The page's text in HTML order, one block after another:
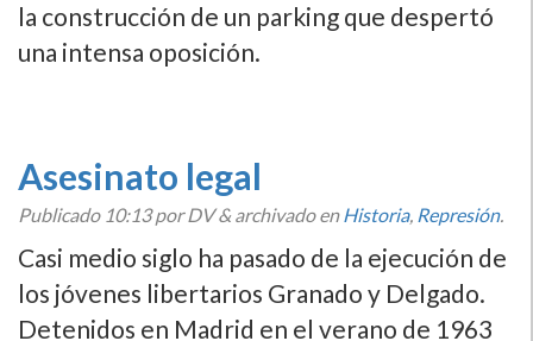
la construcción de un parking que despertó
una intensa oposición.
Asesinato legal
Publicado 10:13por DV&archivado enHistoria, Represión.
Casi medio siglo ha pasado de la ejecución de
los jóvenes libertarios Granado y Delgado.
Detenidos en Madrid en el verano de 1963